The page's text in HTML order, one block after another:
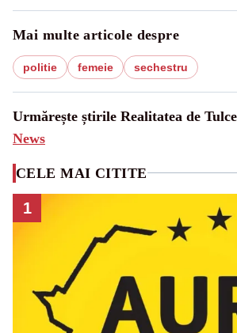
Mai multe articole despre
politie femeie sechestru
Urmărește știrile Realitatea de
News
CELE MAI CITITE
1